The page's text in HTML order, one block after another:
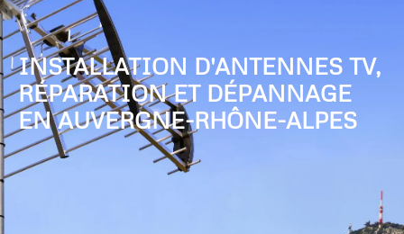
INSTALLATION D'ANTENNES TV,
RÉPARATION ET DÉPANNAGE
EN AUVERGNE-RHÔNE-ALPES